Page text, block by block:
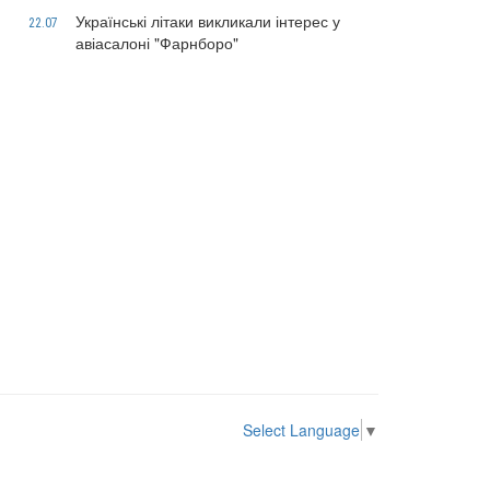
22.07
Українські літаки викликали інтерес у
авіасалоні "Фарнборо"
Select Language ▼